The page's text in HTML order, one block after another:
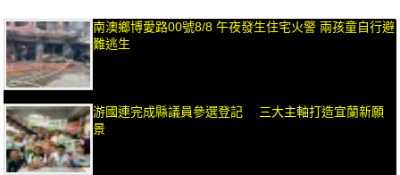
南澳鄉博愛路00號8/8 午夜發生住宅火警 兩孩童自行避
難逃生
游國連完成縣議員參選登記 三大主軸打造宜蘭新願
景